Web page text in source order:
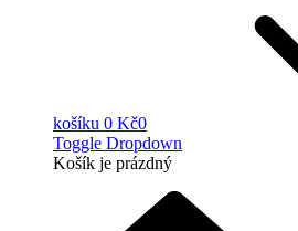
košíku 0 Kč0
Toggle Dropdown
Košík je prázdný